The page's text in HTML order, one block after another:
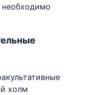
холм